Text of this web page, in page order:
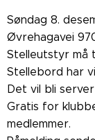
Søndag 8.
Øvrehagavei
Stelleutstyr må
Stellebord har
Det vil bli
Gratis for
medlemmer.